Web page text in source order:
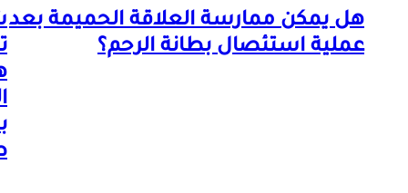
هل يمكن ممارسة العلاقة الحميمة بعد
عملية استئصال بطانة الرحم؟